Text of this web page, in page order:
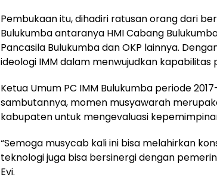
Pembukaan itu, dihadiri ratusan orang dari
Bulukumba antaranya HMI Cabang
Pancasila Bulukumba dan OKP lainnya.
ideologi IMM dalam menwujudkan kapabilitas
Ketua Umum PC IMM Bulukumba periode
sambutannya, momen musyawarah
kabupaten untuk mengevaluasi
“Semoga musycab kali ini bisa melahirkan
teknologi juga bisa bersinergi dengan
Evi.